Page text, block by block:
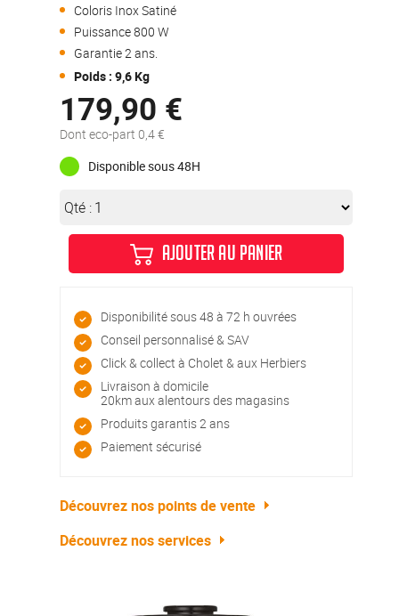
Coloris Inox Satiné
Puissance 800 W
Garantie 2 ans.
Poids : 9,6 Kg
179,90 €
Dont eco-part 0,4 €
Disponible sous 48H
Qté :
AJOUTER AU PANIER
Disponibilité sous 48 à 72 h ouvrées
Conseil personnalisé & SAV
Click & collect à Cholet & aux Herbiers
Livraison à domicile
20km aux alentours des magasins
Produits garantis 2 ans
Paiement sécurisé
Découvrez nos points de vente
Découvrez nos services